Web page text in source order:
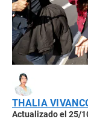
THALIA
Actualizado el 25/